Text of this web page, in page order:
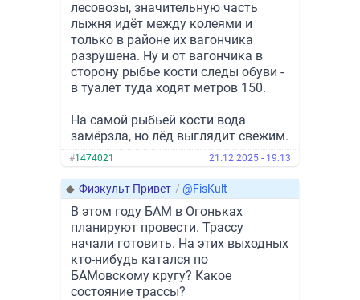
лесовозы, значительную часть
лыжня идёт между колеями и
только в районе их вагончика
разрушена. Ну и от вагончика в
сторону рыбье кости следы обуви -
в туалет туда ходят метров 150.
На самой рыбьей кости вода
замёрзла, но лёд выглядит свежим.
#1474021 21.12.2025 - 19:13
◆ Физкульт Привет / @FisKult
В этом году БАМ в Огоньках
планируют провести. Трассу
начали готовить. На этих выходных
кто-нибудь катался по
БАМовскому кругу? Какое
состояние трассы?